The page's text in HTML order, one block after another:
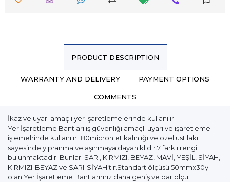
PRODUCT DESCRIPTION
WARRANTY AND DELIVERY PAYMENT OPTIONS
COMMENTS
İkaz ve uyarı amaçlı yer işaretlemelerinde kullanılır.
Yer İşaretleme Bantları iş güvenliği amaçlı uyarı ve işaretleme
işlemelrinde kullanılır.180micron et kalınlığı ve özel üst lakı
sayesinde yıpranma ve aşınmaya dayanıklıdır.7 farklı rengi
bulunmaktadır. Bunlar; SARI, KIRMIZI, BEYAZ, MAVİ, YEŞİL, SİYAH,
KIRMIZI-BEYAZ ve SARI-SİYAH’tır.Standart ölçüsü 50mmx30y
olan Yer İşaretleme Bantlarımız daha geniş ve dar ölçü